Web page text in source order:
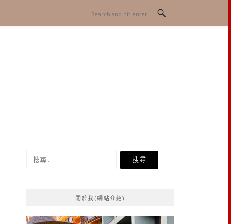
搜
關於我(網站介紹)